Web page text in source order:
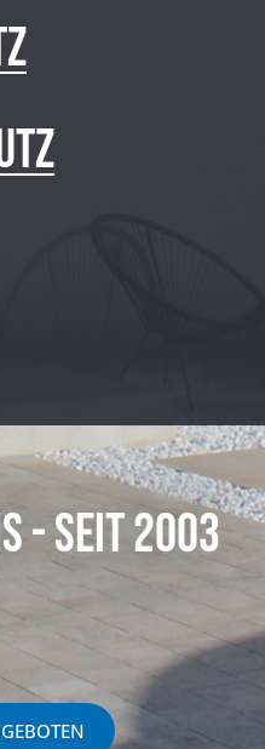
- seit 2003